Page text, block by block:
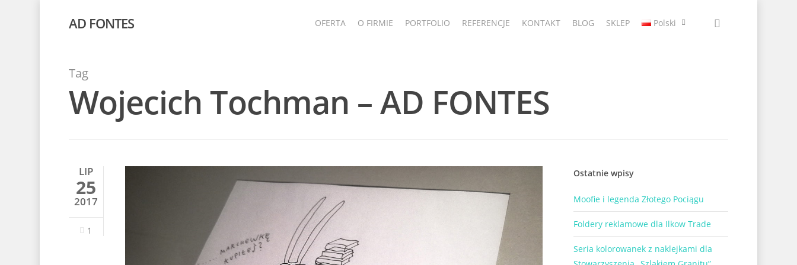
AD FONTES OFERTA O FIRMIE PORTFOLIO REFERENCJE KONTAKT BLOG SKLEP Polski
Tag
Wojecich Tochman – AD FONTES
LIP
25
2017
1
Ostatnie wpisy
Moofie i legenda Złotego Pociągu
Foldery reklamowe dla Ilkow Trade
Seria kolorowanek z naklejkami dla